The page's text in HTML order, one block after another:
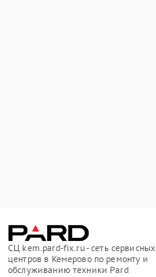
СЦ kem.pard-fix.ru - сеть сервисных
центров в Кемерово по ремонту и
обслуживанию техники Pard